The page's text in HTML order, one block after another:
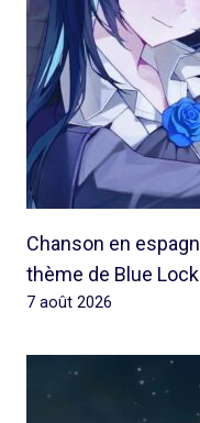
Chanson en
thème de Blue Lock
7 août 2026